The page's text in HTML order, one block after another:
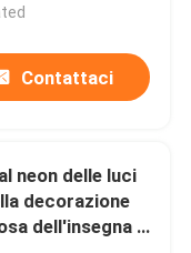
Contattaci
neon delle luci
decorazione
dell'insegna al